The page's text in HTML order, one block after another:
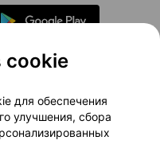
проекта
маркетинг
Доставка
cookie
для обеспечения
улучшения, сбора